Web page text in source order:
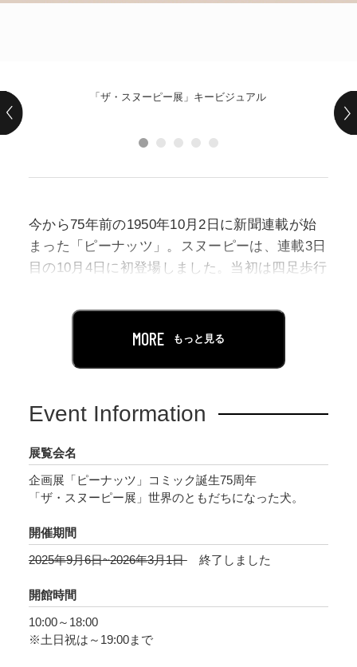
「ザ・スヌーピー展」キービジュアル
今から75年前の1950年10月2日に新聞連載が始
まった「ピーナッツ」。スヌーピーは、連載3日
目の10月4日に初登場しました。当初は四足歩行
もたちと遊んだり、吠えたり、穴を掘ったりす
る犬らしい姿でした。しかし、徐々に子犬の姿
ぐっすり眠り、飼い主のチャーリー・ブラウン
本展は「ピーナッツ」75周年を記念し、75点の
スヌーピーの魅力たっぷりの姿を貴重な原画や
当時の新聞資料等でご紹介します。スヌーピー
だらけの展示室で、出会ったことのないスヌー
ピーを見つけてください。
MORE もっと見る
Event Information
展覧会名
企画展「ピーナッツ」コミック誕生75周年
「ザ・スヌーピー展」世界のともだちになった犬。
開催期間
2025年9月6日~2026年3月1日
終了しました
開館時間
10:00～18:00
※土日祝は～19:00まで